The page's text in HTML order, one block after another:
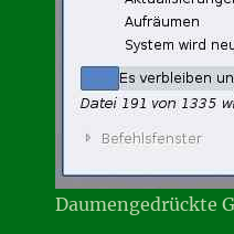
Daumengedrückte